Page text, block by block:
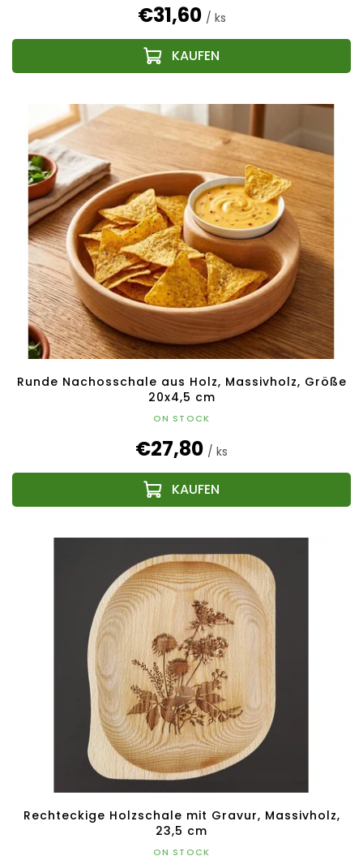
€31,60 / ks
Runde Nachosschale aus Holz, Massivholz, Größe
20x4,5 cm
ON STOCK
€27,80 / ks
Rechteckige Holzschale mit Gravur, Massivholz,
23,5 cm
ON STOCK